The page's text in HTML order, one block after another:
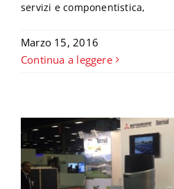
servizi e componentistica,
Marzo 15, 2016
Continua a leggere